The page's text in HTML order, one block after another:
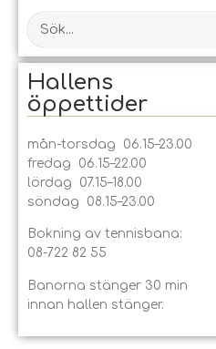
Hallens
öppet­tider
mån-torsdag 06.15–23.00
fredag 06.15–22.00
lördag 07.15–18.00
söndag 08.15–23.00
Bokning av tennisbana:
08-722 82 55
Banorna stänger 30 min
innan hallen stänger.